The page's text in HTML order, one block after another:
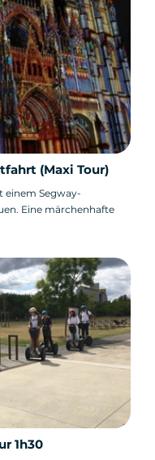
(Maxi Tour)
einem Segway-
Eine märchenhafte
1h30